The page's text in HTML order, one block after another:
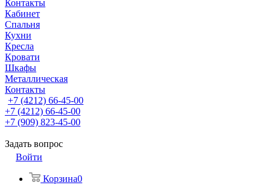
Контакты
Кабинет
Спальня
Кухни
Кресла
Кровати
Шкафы
Металлическая
Контакты
+7 (4212) 66-45-00
+7 (4212) 66-45-00
+7 (909) 823-45-00
Задать вопрос
Войти
Корзина0